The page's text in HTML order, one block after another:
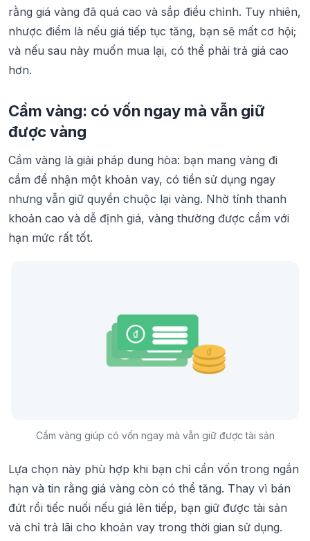
rằng giá vàng đã quá cao và sắp điều chỉnh. Tuy nhiên,
nhược điểm là nếu giá tiếp tục tăng, bạn sẽ mất cơ hội;
và nếu sau này muốn mua lại, có thể phải trả giá cao
hơn.
Cầm vàng: có vốn ngay mà vẫn giữ
được vàng
Cầm vàng là giải pháp dung hòa: bạn mang vàng đi
cầm để nhận một khoản vay, có tiền sử dụng ngay
nhưng vẫn giữ quyền chuộc lại vàng. Nhờ tính thanh
khoản cao và dễ định giá, vàng thường được cầm với
hạn mức rất tốt.
Cầm vàng giúp có vốn ngay mà vẫn giữ được tài sản
Lựa chọn này phù hợp khi bạn chỉ cần vốn trong ngắn
hạn và tin rằng giá vàng còn có thể tăng. Thay vì bán
đứt rồi tiếc nuối nếu giá lên tiếp, bạn giữ được tài sản
và chỉ trả lãi cho khoản vay trong thời gian sử dụng.